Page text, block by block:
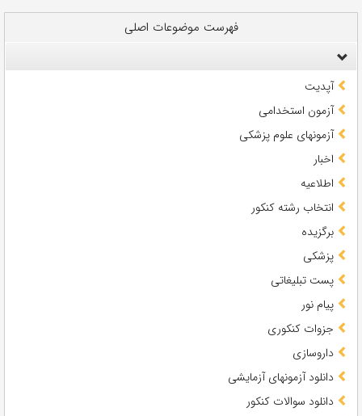
فهرست موضوعات اصلی
آپدیت
آزمون استخدامی
آزمونهای علوم پزشکی
اخبار
اطلاعیه
انتخاب رشته کنکور
برگزیده
پزشکی
پست تبلیغاتی
پیام نور
جزوات کنکوری
داروسازی
دانلود آزمونهای آزمایشی
دانلود سوالات کنکور